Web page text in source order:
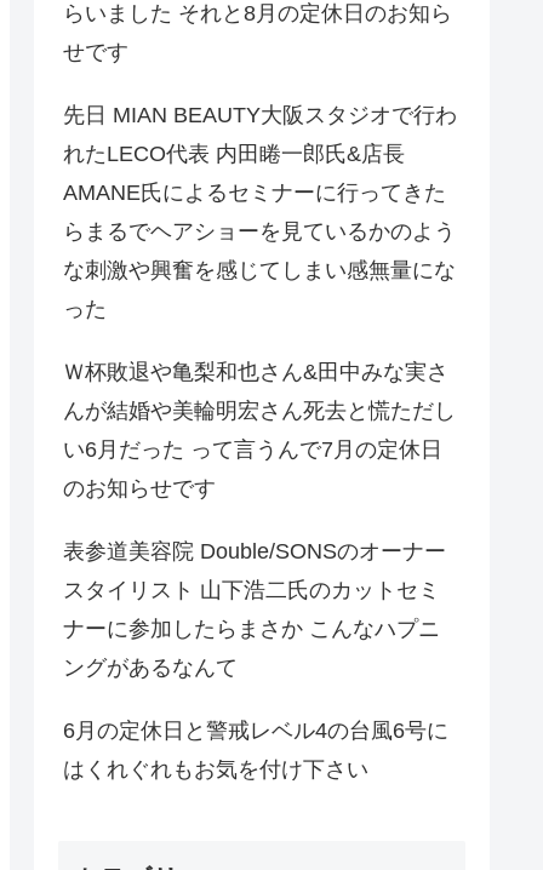
らいました それと8月の定休日のお知ら
せです
先日 MIAN BEAUTY大阪スタジオで行わ
れたLECO代表 内田睠一郎氏&店長
AMANE氏によるセミナーに行ってきた
らまるでヘアショーを見ているかのよう
な刺激や興奮を感じてしまい感無量にな
った
Ｗ杯敗退や亀梨和也さん&田中みな実さ
んが結婚や美輪明宏さん死去と慌ただし
い6月だった って言うんで7月の定休日
のお知らせです
表参道美容院 Double/SONSのオーナー
スタイリスト 山下浩二氏のカットセミ
ナーに参加したらまさか こんなハプニ
ングがあるなんて
6月の定休日と警戒レベル4の台風6号に
はくれぐれもお気を付け下さい